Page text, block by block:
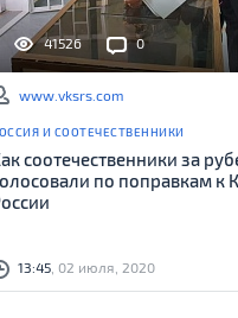
41526 0
www.vksrs.com
И СООТЕЧЕСТВЕННИКИ
соотечественники за
по поправкам к
13:45 , 02 июля, 2020